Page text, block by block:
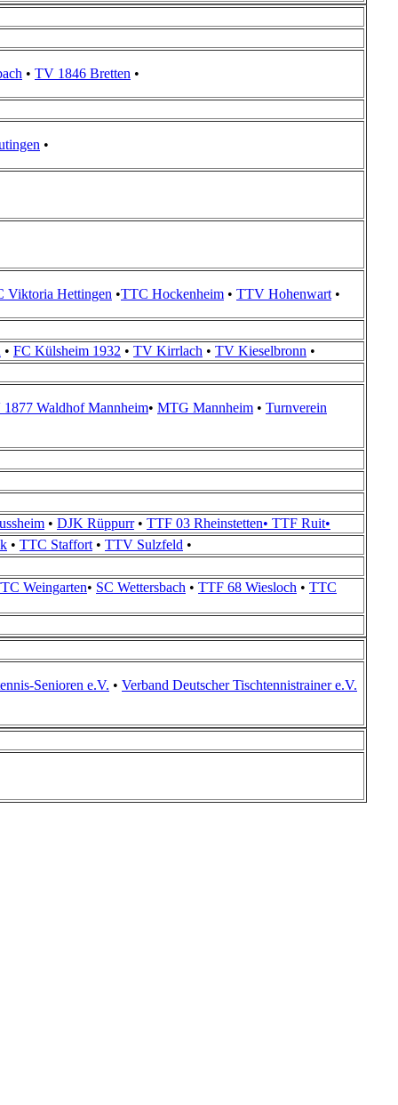
• TV 1846 Bretten •
•
Viktoria Hettingen •TTC Hockenheim • TTV Hohenwart •
• FC Külsheim 1932 • TV Kirrlach • TV Kieselbronn •
Waldhof Mannheim• MTG Mannheim • Turnverein
• DJK Rüppurr• TTF 03 Rheinstetten• TTF Ruit•
• TTC Staffort • TTV Sulzfeld •
Weingarten• SC Wettersbach • TTF 68 Wiesloch • TTC
Senioren e.V. • Verband Deutscher Tischtennistrainer e.V.